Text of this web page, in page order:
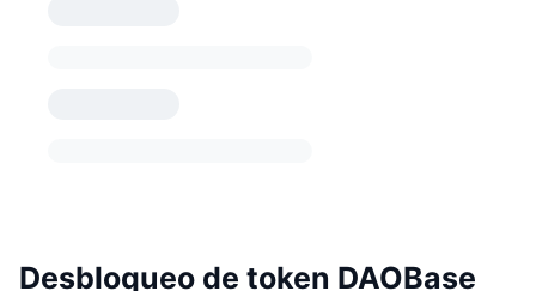
Desbloqueo de token DAOBase